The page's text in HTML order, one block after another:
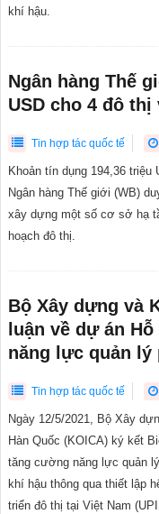
khí hậu.
Ngân hàng Thế
USD cho 4 đô thị
Tin hợp tác quốc tế
Khoản tín dụng 194,36
Ngân hàng Thế giới (WB)
xây dựng một số cơ sở hạ
hoạch đô thị.
Bộ Xây dựng và
luận về dự án
năng lực quản
Tin hợp tác quốc tế
Ngày 12/5/2021, Bộ Xây
Hàn Quốc (KOICA) ký kết
tăng cường năng lực quản
khí hậu thông qua thiết lập
triển đô thị tại Việt Nam